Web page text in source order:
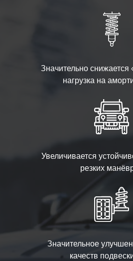
Значительно снижается
нагрузка на
Увеличивается
резких
Значительное
качеств